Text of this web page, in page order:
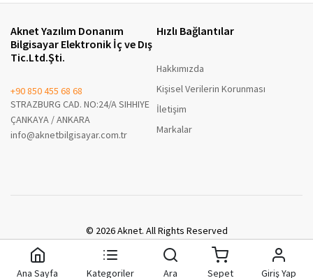
Aknet Yazılım Donanım
Bilgisayar Elektronik İç ve Dış
Tic.Ltd.Şti.
+90 850 455 68 68
STRAZBURG CAD. NO:24/A SIHHIYE
ÇANKAYA / ANKARA
info@aknetbilgisayar.com.tr
Hızlı Bağlantılar
Hakkımızda
Kişisel Verilerin Korunması
İletişim
Markalar
© 2026 Aknet. All Rights Reserved
A8 Enterprise B2B
Ana Sayfa
Kategoriler Ara Sepet Giriş Yap